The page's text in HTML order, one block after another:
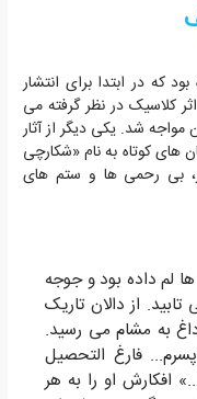
که در ابتدا برای انتشار
کلاسیک در نظر گرفته می
شد. یکی دیگر از آثار
های کوتاه به نام «شکارچی
بی رحمی ها و ستم های
لم داده بود و جوجه
از دالان تاریک
به مشام می رسید.
فارغ التحصیل
افکارش او را به هر